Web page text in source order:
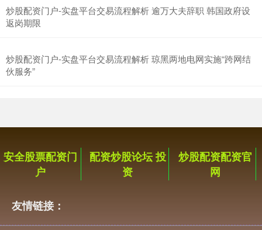
炒股配资门户-实盘平台交易流程解析 逾万大夫辞职 韩国政府设
返岗期限
炒股配资门户-实盘平台交易流程解析 琼黑两地电网实施“跨网结
伙服务”
安全股票配资门
户
配资炒股论坛 投
资
炒股配资配资官
网
友情链接：